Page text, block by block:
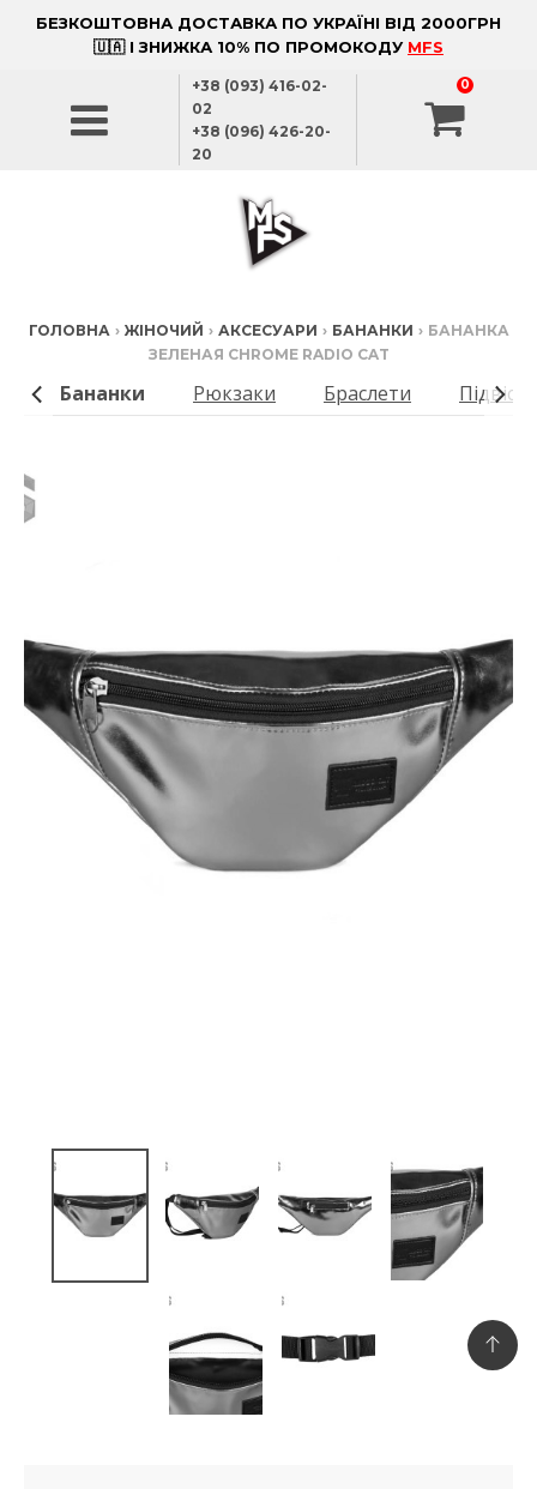
БЕЗКОШТОВНА ДОСТАВКА ПО УКРАЇНІ ВІД 2000ГРН
🇺🇦 І ЗНИЖКА 10% ПО ПРОМОКОДУ MFS
+38 (093) 416-02-
02
+38 (096) 426-20-
20
0
ГОЛОВНА › ЖІНОЧИЙ › АКСЕСУАРИ › БАНАНКИ › БАНАНКА
ЗЕЛЕНАЯ CHROME RADIO CAT
Бананки Рюкзаки Браслети